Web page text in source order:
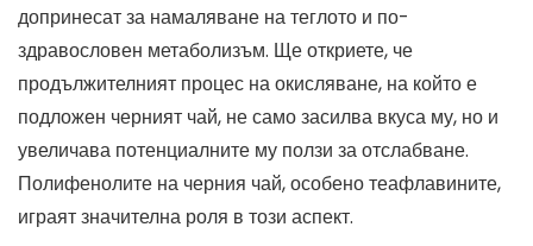
допринесат за намаляване на теглото и по-
здравословен метаболизъм. Ще откриете, че
продължителният процес на окисляване, на който е
подложен черният чай, не само засилва вкуса му, но и
увеличава потенциалните му ползи за отслабване.
Полифенолите на черния чай, особено теафлавините,
играят значителна роля в този аспект.